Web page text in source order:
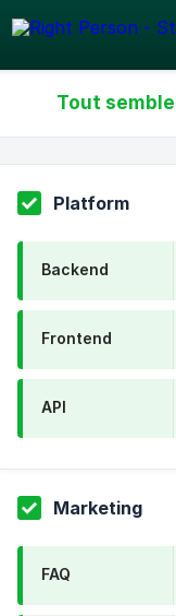
Tout
Platform
Backend
Frontend
API
Marketing
FAQ